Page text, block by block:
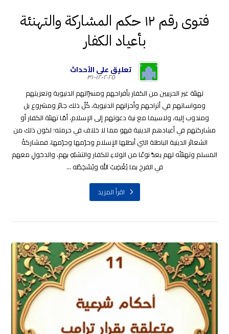
فتوى رقم ١٢ حكم المشاركة والتهنئة
بأعياد الكفار
تعليق على الأحداث
٢٠٢٥-١٢-٣١
تهنئة غير الحربيين من الكفار بأفراحهم ومسرّاتهم الدنيوية وتعزيتهم
ومواساتهم في أتراحهم وأحزانهم الدنيوية، كُلّ ذلك جائز ومشروع بل
ومندوب إليه، ولاسيما مع نية دعوتهم إلى الإسلام، أمّا تهنئة الكفار أو
مشاركتهم في أعيادهم الدينية فهو مما لا خلاف في حرمته؛ لكون ذلك من
الشعائر الدينية الباطلة التي أبطلها الإسلام وحرّمها وجرّمها، فمشاركةُ
المسلم وتهنئتُه لهم يعدُّ نوعًا من الولاءِ للكفار والتشبّهِ بهم، والدخولِ معهم
في الفرح بما يُغْضِبُ الله ويُسْخِطُه ...
اقرأ المزيد